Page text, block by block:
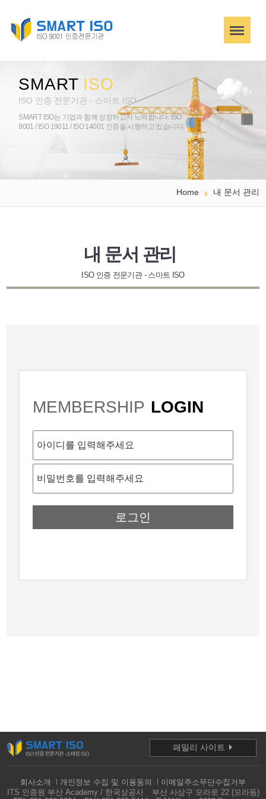
SMART ISO
ISO 인증 전문기관 - 스마트 ISO
SMART ISO는 기업과 함께 성장하고자 노력합니다. ISO
9001 / ISO 19011 / ISO 14001 인증을 시행하고 있습니다.
Home 내 문서 관리
내 문서 관리
ISO 인증 전문기관 - 스마트 ISO
MEMBERSHIP LOGIN
로그인
회사소개 개인정보 수집 및 이용동의
이메일주소무단수집거부
ITS 인증원 부산 Academy / 한국상공사
부산 사상구 모라로 22 (모라동)
패밀리 사이트